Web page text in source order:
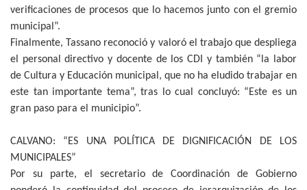
verificaciones de procesos que lo hacemos junto con el gremio
municipal”.
Finalmente, Tassano reconoció y valoró el trabajo que despliega
el personal directivo y docente de los CDI y también “la labor
de Cultura y Educación municipal, que no ha eludido trabajar en
este tan importante tema”, tras lo cual concluyó: “Este es un
gran paso para el municipio”.
CALVANO: “ES UNA POLÍTICA DE DIGNIFICACIÓN DE LOS
MUNICIPALES”
Por su parte, el secretario de Coordinación de Gobierno